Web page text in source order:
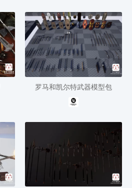
罗马和凯尔特武器模型包